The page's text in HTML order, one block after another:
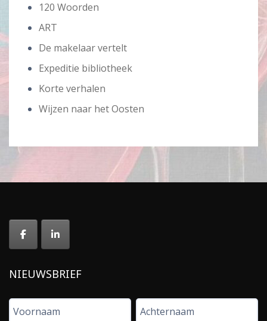
120 Woorden
ART
De makelaar vertelt
Expeditie bibliotheek
Korte verhalen
Wijzen naar het Oosten
NIEUWSBRIEF